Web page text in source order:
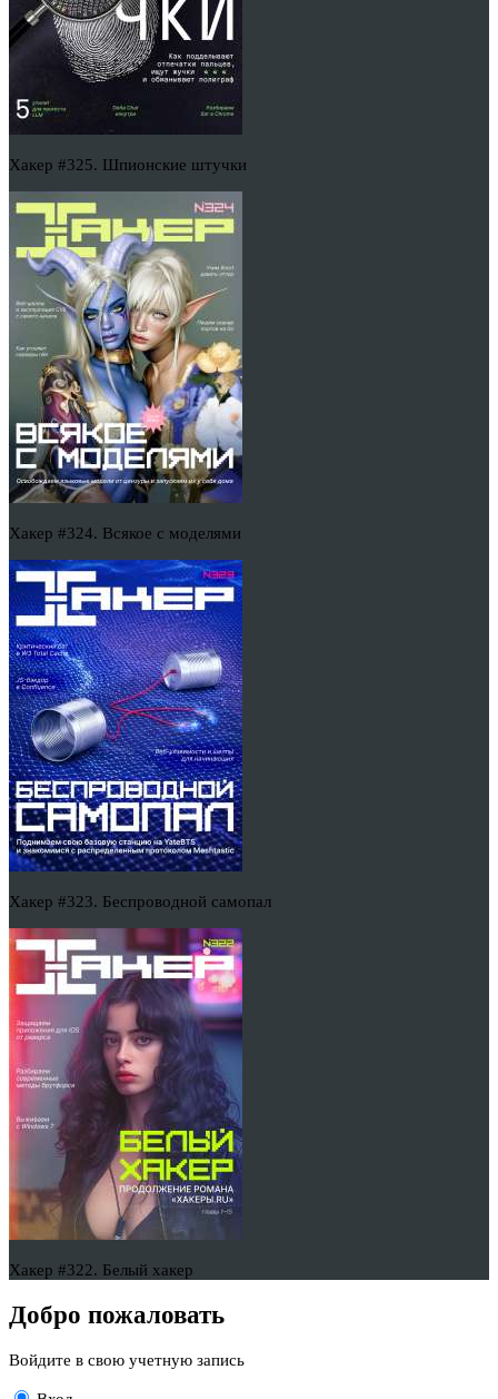
Хакер #325. Шпионские штучки
Хакер #324. Всякое с моделями
Хакер #323. Беспроводной самопал
Хакер #322. Белый хакер
Добро пожаловать
Войдите в свою учетную запись